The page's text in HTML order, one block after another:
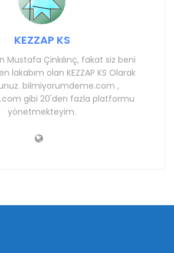
KEZZAP KS
Mustafa Çinkılınç, fakat siz beni
lakabım olan KEZZAP KS Olarak
bilmiyorumdeme.com ,
gibi 20'den fazla platformu
yönetmekteyim.